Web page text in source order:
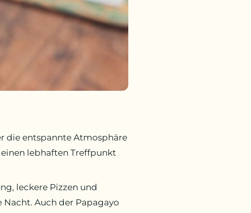
die entspannte Atmosphäre
lebhaften Treffpunkt
leckere Pizzen und
Auch der Papagayo